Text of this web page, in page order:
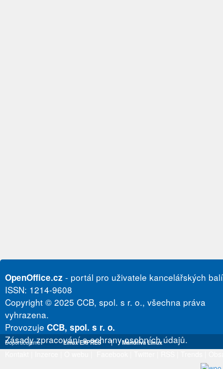
OpenOffice.cz - portál pro uživatele kancelářských
ISSN: 1214-9608
Copyright © 2025 CCB, spol. s r. o., všechna práva
vyhrazena.
Provozuje CCB, spol. s r. o.
Zásady zpracování a ochrany osobních údajů.
Doporučujeme Linux EXPRES | Mandriva Linux